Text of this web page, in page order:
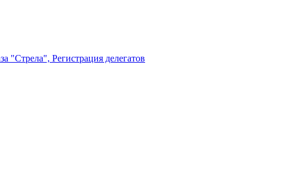
"Стрела", Регистрация делегатов